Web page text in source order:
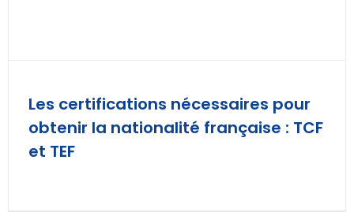
Les certifications nécessaires pour
obtenir la nationalité française : TCF
et TEF